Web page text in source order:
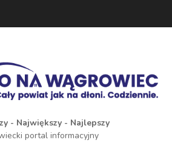
- Największy - Najlepszy
portal informacyjny